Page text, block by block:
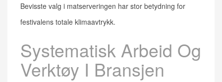
Bevisste valg i matserveringen har stor betydning for
festivalens totale klimaavtrykk.
Systematisk Arbeid Og
Verktøy I Bransjen